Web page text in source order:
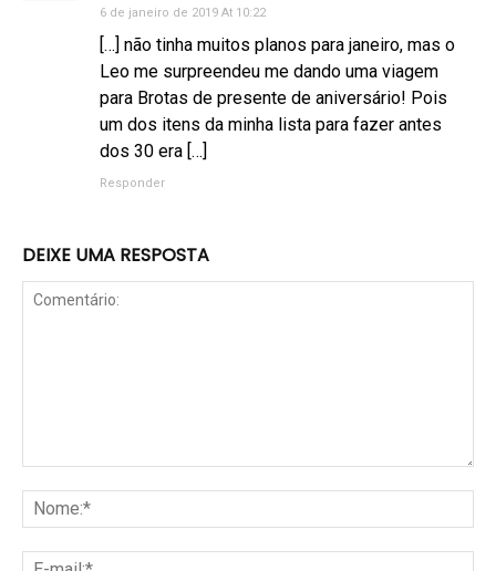
6 de janeiro de 2019 At 10:22
[…] não tinha muitos planos para janeiro, mas o
Leo me surpreendeu me dando uma viagem
para Brotas de presente de aniversário! Pois
um dos itens da minha lista para fazer antes
dos 30 era […]
Responder
DEIXE UMA RESPOSTA